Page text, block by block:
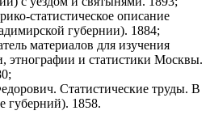
статистическое описание
губернии). 1884;
материалов для изучения
этнографии и статистики Москвы.
Статистические труды. В
губерний). 1858.